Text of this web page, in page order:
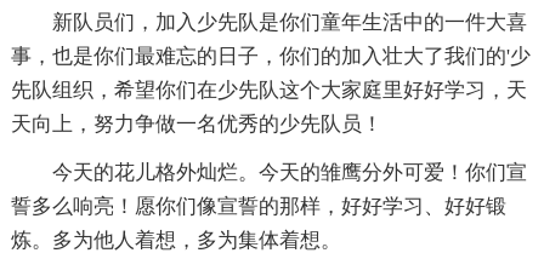
新队员们，加入少先队是你们童年生活中的一件大喜
事，也是你们最难忘的日子，你们的加入壮大了我们的'少
先队组织，希望你们在少先队这个大家庭里好好学习，天
天向上，努力争做一名优秀的少先队员！
今天的花儿格外灿烂。今天的雏鹰分外可爱！你们宣
誓多么响亮！愿你们像宣誓的那样，好好学习、好好锻
炼。多为他人着想，多为集体着想。